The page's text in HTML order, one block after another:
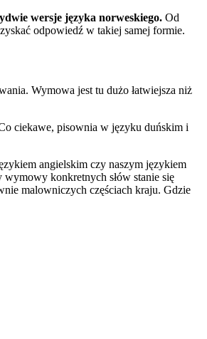
wersje języka norweskiego. Od
odpowiedź w takiej samej formie.
Wymowa jest tu dużo łatwiejsza niż
ciekawe, pisownia w języku duńskim i
angielskim czy naszym językiem
konkretnych słów stanie się
malowniczych częściach kraju. Gdzie